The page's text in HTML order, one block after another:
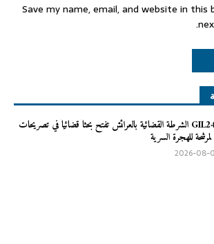
Save my name, email, and website in
GIL24-TV الشرطة القضائية بالعرائش تفتح بحثاً قضائياً في تصريحات
للهجرة السرية
2026-08-